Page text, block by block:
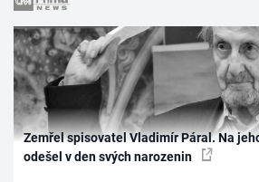
Zemřel spisovatel Vladimír Páral. Na
odešel v den svých narozenin